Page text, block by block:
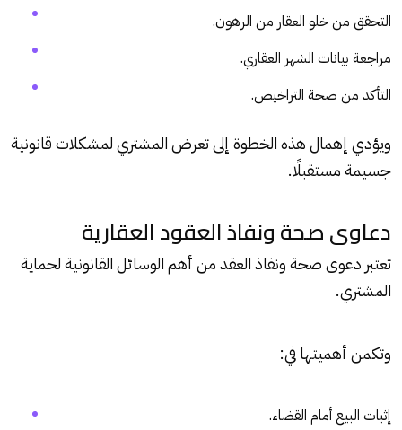
التحقق من خلو العقار من الرهون.
مراجعة بيانات الشهر العقاري.
التأكد من صحة التراخيص.
ويؤدي إهمال هذه الخطوة إلى تعرض المشتري لمشكلات قانونية
جسيمة مستقبلًا.
دعاوى صحة ونفاذ العقود العقارية
تعتبر دعوى صحة ونفاذ العقد من أهم الوسائل القانونية لحماية
المشتري.
وتكمن أهميتها في:
إثبات البيع أمام القضاء.